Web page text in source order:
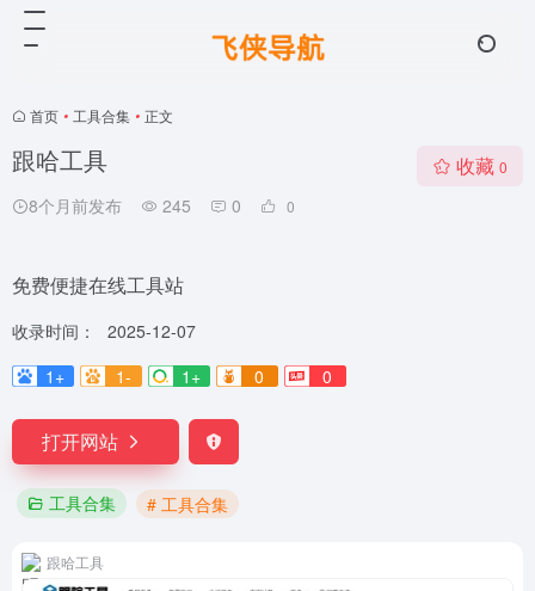
首页 • 工具合集 • 正文
跟哈工具
8个月前发布 245 0 0
收藏 0
免费便捷在线工具站
收录时间：
2025-12-07
1+
1- 1+ 0 0
打开网站
工具合集 # 工具合集
跟哈工具